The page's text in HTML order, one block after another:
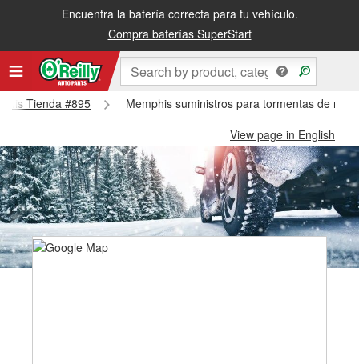
Encuentra la batería correcta para tu vehículo.
Compra baterías SuperStart
Tienda #895
Memphis suministros para tormentas de
View page in English